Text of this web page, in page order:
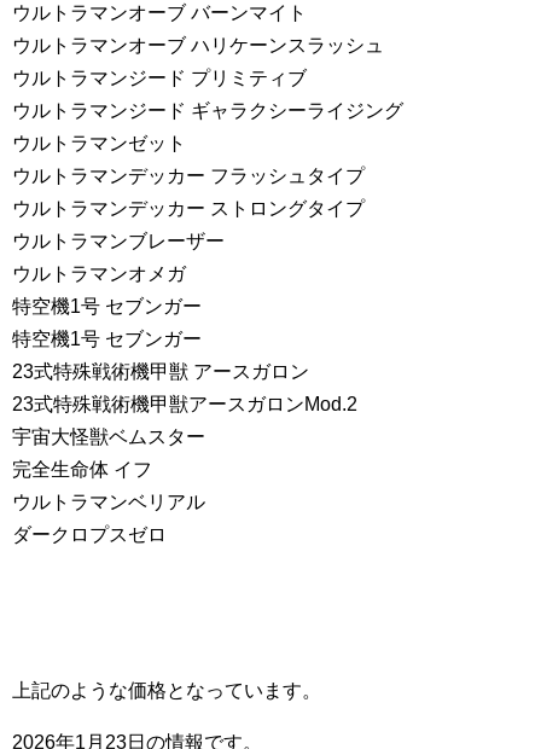
ウルトラマンオーブ バーンマイト
ウルトラマンオーブ ハリケーンスラッシュ
ウルトラマンジード プリミティブ
ウルトラマンジード ギャラクシーライジング
ウルトラマンゼット
ウルトラマンデッカー フラッシュタイプ
ウルトラマンデッカー ストロングタイプ
ウルトラマンブレーザー
ウルトラマンオメガ
特空機1号 セブンガー
特空機1号 セブンガー
23式特殊戦術機甲獣 アースガロン
23式特殊戦術機甲獣アースガロンMod.2
宇宙大怪獣ベムスター
完全生命体 イフ
ウルトラマンベリアル
ダークロプスゼロ
上記のような価格となっています。
2026年1月23日の情報です。